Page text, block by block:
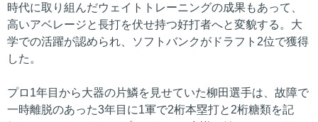
時代に取り組んだウェイトトレーニングの成果もあって、
高いアベレージと長打を伏せ持つ好打者へと変貌する。大
学での活躍が認められ、ソフトバンクがドラフト2位で獲得
した。
プロ1年目から大器の片鱗を見せていた柳田選手は、故障で
一時離脱のあった3年目に1軍で2桁本塁打と2桁糖類を記